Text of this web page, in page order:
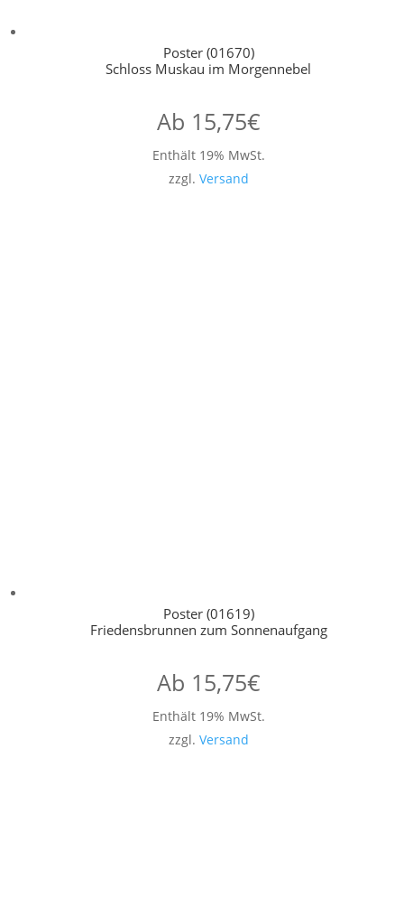
Poster (01670)
Schloss Muskau im Morgennebel
Ab 15,75€
Enthält 19% MwSt.
zzgl. Versand
Poster (01619)
Friedensbrunnen zum Sonnenaufgang
Ab 15,75€
Enthält 19% MwSt.
zzgl. Versand